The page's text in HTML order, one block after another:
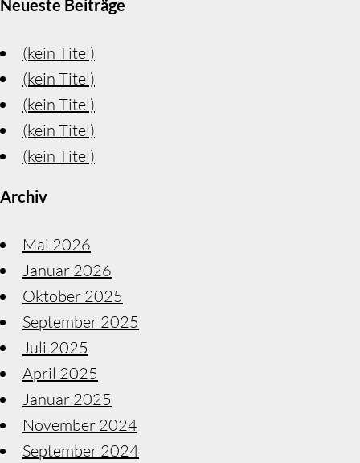
Neueste Beiträge
(kein Titel)
(kein Titel)
(kein Titel)
(kein Titel)
(kein Titel)
Archiv
Mai 2026
Januar 2026
Oktober 2025
September 2025
Juli 2025
April 2025
Januar 2025
November 2024
September 2024